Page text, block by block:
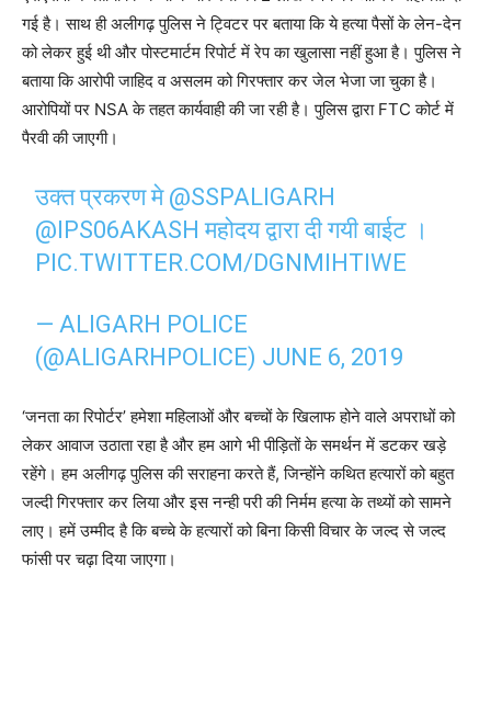
गई है। साथ ही अलीगढ़ पुलिस ने ट्विटर पर बताया कि ये हत्या पैसों के लेन-देन
को लेकर हुई थी और पोस्टमार्टम रिपोर्ट में रेप का खुलासा नहीं हुआ है। पुलिस ने
बताया कि आरोपी जाहिद व असलम को गिरफ्तार कर जेल भेजा जा चुका है।
आरोपियों पर NSA के तहत कार्यवाही की जा रही है। पुलिस द्वारा FTC कोर्ट में
पैरवी की जाएगी।
उक्त प्रकरण मे @SSPALIGARH
@IPS06AKASH महोदय द्वारा दी गयी बाईट ।
PIC.TWITTER.COM/DGNMIHTIWE
— ALIGARH POLICE
(@ALIGARHPOLICE) JUNE 6, 2019
‘जनता का रिपोर्टर’ हमेशा महिलाओं और बच्चों के खिलाफ होने वाले अपराधों को
लेकर आवाज उठाता रहा है और हम आगे भी पीड़ितों के समर्थन में डटकर खड़े
रहेंगे। हम अलीगढ़ पुलिस की सराहना करते हैं, जिन्होंने कथित हत्यारों को बहुत
जल्दी गिरफ्तार कर लिया और इस नन्ही परी की निर्मम हत्या के तथ्यों को सामने
लाए। हमें उम्मीद है कि बच्चे के हत्यारों को बिना किसी विचार के जल्द से जल्द
फांसी पर चढ़ा दिया जाएगा।